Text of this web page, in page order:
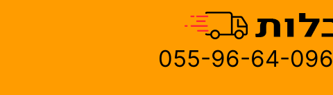
055-96-64-096